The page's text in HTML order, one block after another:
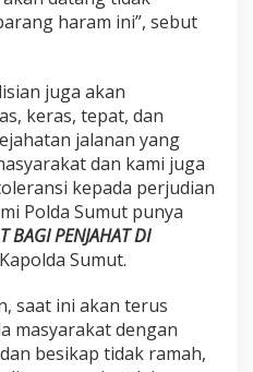
haram ini”, sebut
juga akan
keras, tepat, dan
jalanan yang
dan kami juga
kepada perjudian
Polda Sumut punya
BAGI PENJAHAT DI
Sumut.
saat ini akan terus
masyarakat dengan
besikap tidak ramah,